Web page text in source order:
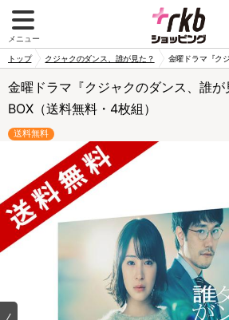
メニュー
トップ クジャクのダンス、誰が見た？ 金曜ドラマ『ク
金曜ドラマ『クジャクのダンス、誰
BOX（送料無料・4枚組）
送料無料